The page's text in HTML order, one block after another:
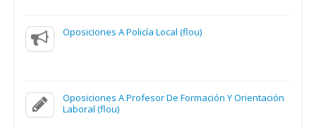
Oposiciones A Policía Local (flou)
Oposiciones A Profesor De Formación Y Orientación
Laboral (flou)